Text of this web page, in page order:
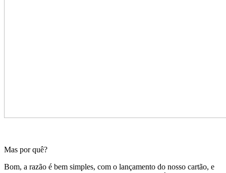
Mas por quê?
Bom, a razão é bem simples, com o lançamento do nosso cartão, e